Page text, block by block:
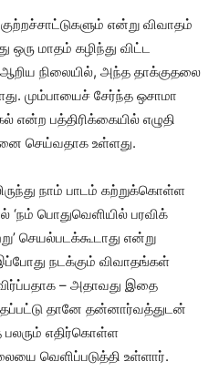
என்று விவாதம்
மாதம் கழிந்து விட்ட
ஆறிய நிலையில், அந்த தாக்குதலை
மும்பாயைச் சேர்ந்த ஒசாமா
என்ற பத்திரிக்கையில் எழுதி
செய்வதாக உள்ளது.
நாம் பாடம் கற்றுக்கொள்ள
பொதுவெளியில் பரவிக்
செயல்படக்கூடாது என்று
இப்போது நடக்கும் விவாதங்கள்
– அதாவது இதை
தானே தன்னார்வத்துடன்
எதிர்கொள்ள
வெளிப்படுத்தி உள்ளார்.